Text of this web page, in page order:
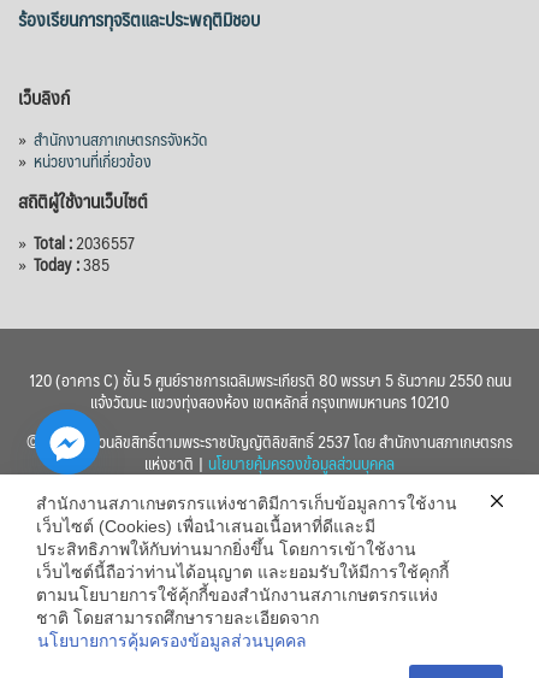
ร้องเรียนการทุจริตและประพฤติมิชอบ
เว็บลิงก์
» สำนักงานสภาเกษตรกรจังหวัด
» หน่วยงานที่เกี่ยวข้อง
สถิติผู้ใช้งานเว็บไซต์
» Total :2036557
» Today :385
120 (อาคาร C) ชั้น 5 ศูนย์ราชการเฉลิมพระเกียรติ 80 พรรษา 5 ธันวาคม 2550 ถนน
แจ้งวัฒนะ แขวงทุ่งสองห้อง เขตหลักสี่ กรุงเทพมหานคร 10210
© 2560 สงวนลิขสิทธิ์ตามพระราชบัญญัติลิขสิทธิ์ 2537 โดย สำนักงานสภาเกษตรกร
แห่งชาติ | นโยบายคุ้มครองข้อมูลส่วนบุคคล
สำนักงานสภาเกษตรกรแห่งชาติมีการเก็บข้อมูลการใช้งาน
เว็บไซต์ (Cookies) เพื่อนำเสนอเนื้อหาที่ดีและมี
ประสิทธิภาพให้กับท่านมากยิ่งขึ้น โดยการเข้าใช้งาน
เว็บไซต์นี้ถือว่าท่านได้อนุญาต และยอมรับให้มีการใช้คุกกี้
ตามนโยบายการใช้คุ้กกี้ของสำนักงานสภาเกษตรกรแห่ง
ชาติ โดยสามารถศึกษารายละเอียดจาก
นโยบายการคุ้มครองข้อมูลส่วนบุคคล
Hide
chaty